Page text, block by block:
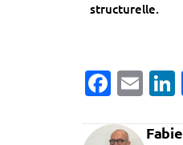
structurelle.